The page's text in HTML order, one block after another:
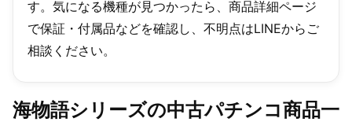
す。気になる機種が見つかったら、商品詳細ページ
で保証・付属品などを確認し、不明点はLINEからご
相談ください。
海物語シリーズの中古パチンコ商品一